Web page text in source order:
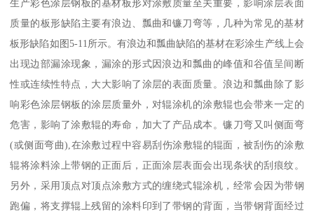
生产彩色涂层钢板的基材板形对涂敷质量至关重要，影响涂层表面
质量的板形缺陷主要有浪边、瓢曲和镰刀弯等，几种为常见的基材
板形缺陷如图5-11所示。有浪边和瓢曲缺陷的基材在彩涂生产线上会
出现边部漏涂现象，漏涂的形式因浪边和瓢曲的峰值和谷值呈间断
性或连续性特点，大大影响了涂层的表面质量。浪边和瓢曲除了影
响彩色涂层钢板的涂层质量外，对辊涂机的涂敷辊也会带来一定的
危害，影响了涂敷辊的寿命，加大了产品成本。镰刀弯又叫侧面弯
(或侧面弯曲),在涂敷过程中容易刮伤涂敷辊的辊面，被刮伤的涂敷
辊将涂料涂上带钢的正面后，正面涂层表面会出现条状的刮痕纹。
另外，采用顶点对顶点涂敷方式的缠绕式辊涂机，经常会因为带钢
跑偏，将支撑辊上残留的涂料印到了带钢的背面，当带钢背面经过